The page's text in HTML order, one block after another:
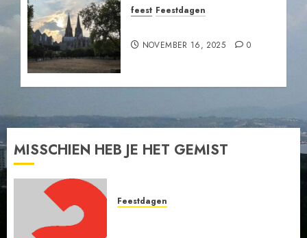
feest Feestdagen
NOVEMBER 16, 2025 0
MISSCHIEN HEB JE HET GEMIST
Feestdagen